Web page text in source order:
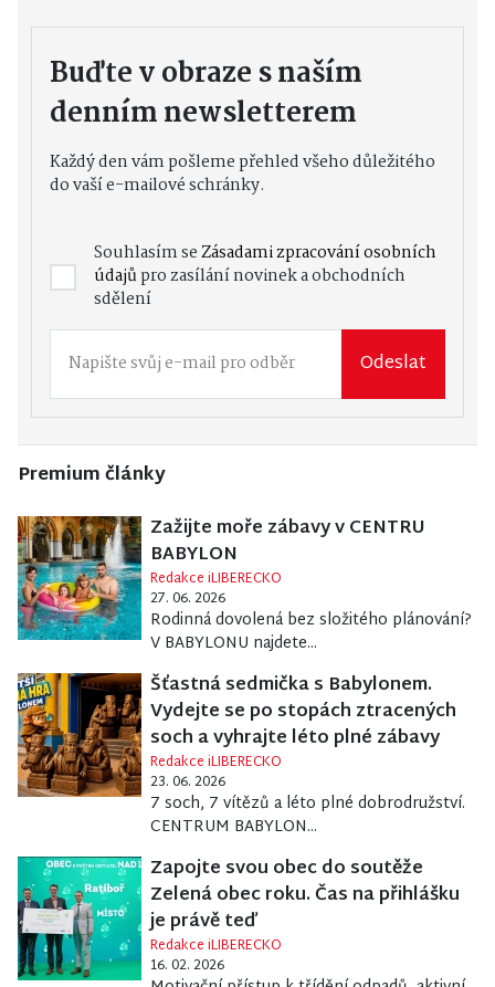
Buďte v obraze s naším
denním newsletterem
Každý den vám pošleme přehled všeho důležitého
do vaší e-mailové schránky.
Souhlasím seZásadami zpracování osobních
údajůpro zasílání novinek a obchodních
sdělení
Odeslat
Premium články
Zažijte moře zábavy v CENTRU
BABYLON
Redakce iLIBERECKO
27. 06. 2026
Rodinná dovolená bez složitého plánování?
V BABYLONU najdete...
Šťastná sedmička s Babylonem.
Vydejte se po stopách ztracených
soch a vyhrajte léto plné zábavy
Redakce iLIBERECKO
23. 06. 2026
7 soch, 7 vítězů a léto plné dobrodružství.
CENTRUM BABYLON...
Zapojte svou obec do soutěže
Zelená obec roku. Čas na přihlášku
je právě teď
Redakce iLIBERECKO
16. 02. 2026